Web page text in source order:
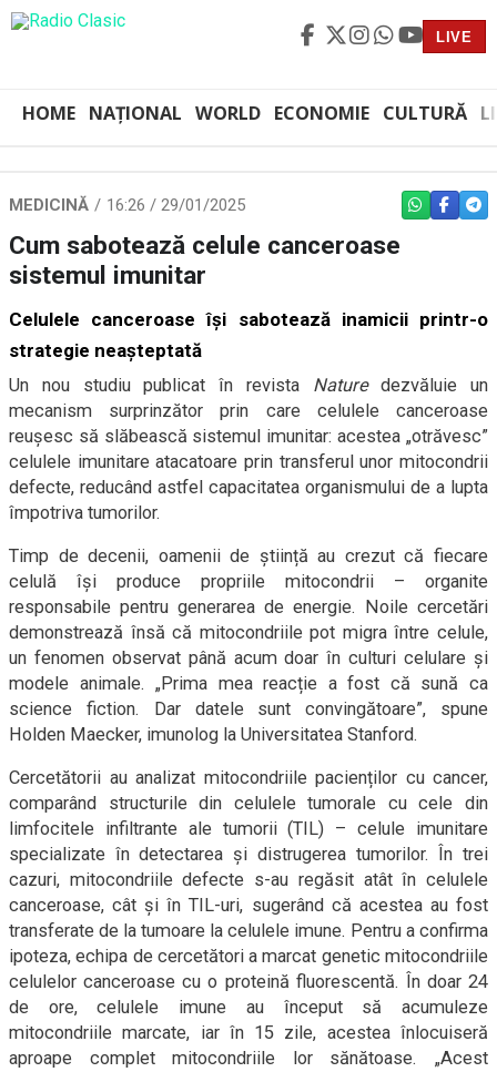
LIVE
HOME NAȚIONAL WORLD ECONOMIE CULTURĂ
MEDICINĂ 16:26 / 29/01/2025 WHATSAPP
Cum sabotează celule canceroase
sistemul imunitar
Celulele canceroase își sabotează inamicii printr-o
strategie neașteptată
Un nou studiu publicat în revista Naturedezvăluie un
mecanism surprinzător prin care celulele canceroase
reușesc să slăbească sistemul imunitar: acestea „otrăvesc”
celulele imunitare atacatoare prin transferul unor mitocondrii
defecte, reducând astfel capacitatea organismului de a lupta
împotriva tumorilor.
Timp de decenii, oamenii de știință au crezut că fiecare
celulă își produce propriile mitocondrii – organite
responsabile pentru generarea de energie. Noile cercetări
demonstrează însă că mitocondriile pot migra între celule,
un fenomen observat până acum doar în culturi celulare și
modele animale. „Prima mea reacție a fost că sună ca
science fiction. Dar datele sunt convingătoare”, spune
Holden Maecker, imunolog la Universitatea Stanford.
Cercetătorii au analizat mitocondriile pacienților cu cancer,
comparând structurile din celulele tumorale cu cele din
limfocitele infiltrante ale tumorii (TIL) – celule imunitare
specializate în detectarea și distrugerea tumorilor. În trei
cazuri, mitocondriile defecte s-au regăsit atât în celulele
canceroase, cât și în TIL-uri, sugerând că acestea au fost
transferate de la tumoare la celulele imune. Pentru a confirma
ipoteza, echipa de cercetători a marcat genetic mitocondriile
celulelor canceroase cu o proteină fluorescentă. În doar 24
de ore, celulele imune au început să acumuleze
mitocondriile marcate, iar în 15 zile, acestea înlocuiseră
aproape complet mitocondriile lor sănătoase. „Acest